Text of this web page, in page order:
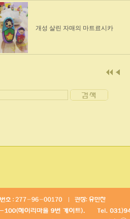
개성 살린 자매의 마트료시카